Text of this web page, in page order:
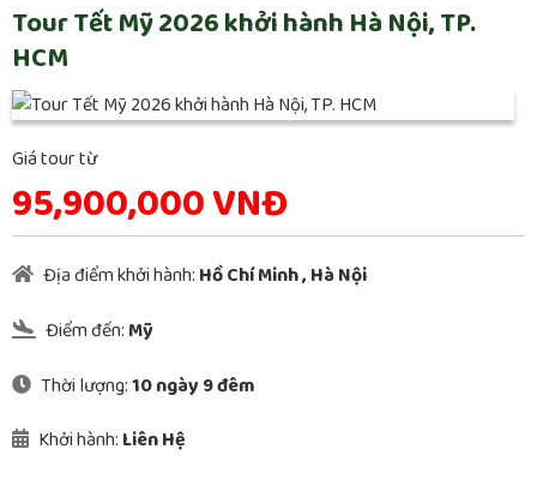
Tour Tết Mỹ 2026 khởi hành Hà Nội, TP.
HCM
Giá tour từ
95,900,000 VNĐ
Địa điểm khởi hành: Hồ Chí Minh, Hà Nội
Điểm đến: Mỹ
Thời lượng:10 ngày 9 đêm
Khởi hành: Liên Hệ